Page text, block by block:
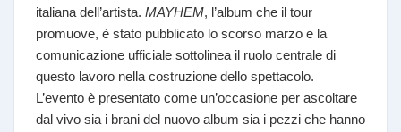
italiana dell’artista. MAYHEM, l’album che il tour
promuove, è stato pubblicato lo scorso marzo e la
comunicazione ufficiale sottolinea il ruolo centrale di
questo lavoro nella costruzione dello spettacolo.
L’evento è presentato come un’occasione per ascoltare
dal vivo sia i brani del nuovo album sia i pezzi che hanno